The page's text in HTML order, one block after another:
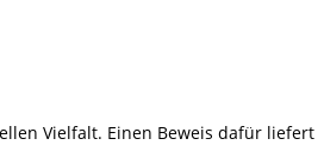
Vielfalt. Einen Beweis dafür liefert